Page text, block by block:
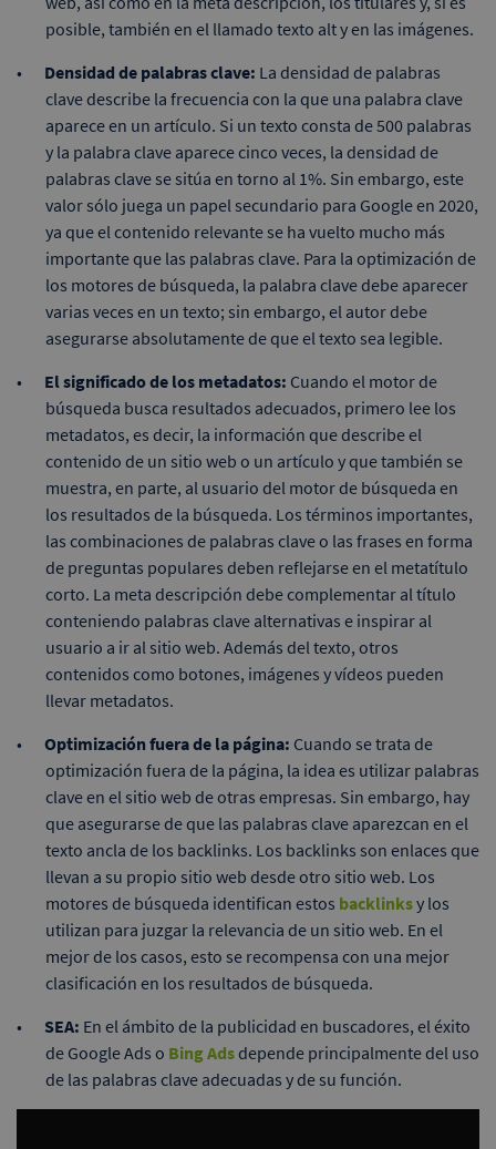
posible, también en el llamado texto alt y en las imágenes.
Densidad de palabras clave: La densidad de palabras
clave describe la frecuencia con la que una palabra clave
aparece en un artículo. Si un texto consta de 500 palabras
y la palabra clave aparece cinco veces, la densidad de
palabras clave se sitúa en torno al 1%. Sin embargo, este
valor sólo juega un papel secundario para Google en 2020,
ya que el contenido relevante se ha vuelto mucho más
importante que las palabras clave. Para la optimización de
los motores de búsqueda, la palabra clave debe aparecer
varias veces en un texto; sin embargo, el autor debe
asegurarse absolutamente de que el texto sea legible.
El significado de los metadatos: Cuando el motor de
búsqueda busca resultados adecuados, primero lee los
metadatos, es decir, la información que describe el
contenido de un sitio web o un artículo y que también se
muestra, en parte, al usuario del motor de búsqueda en
los resultados de la búsqueda. Los términos importantes,
las combinaciones de palabras clave o las frases en forma
de preguntas populares deben reflejarse en el metatítulo
corto. La meta descripción debe complementar al título
conteniendo palabras clave alternativas e inspirar al
usuario a ir al sitio web. Además del texto, otros
contenidos como botones, imágenes y vídeos pueden
llevar metadatos.
Optimización fuera de la página: Cuando se trata de
optimización fuera de la página, la idea es utilizar palabras
clave en el sitio web de otras empresas. Sin embargo, hay
que asegurarse de que las palabras clave aparezcan en el
texto ancla de los backlinks. Los backlinks son enlaces que
llevan a su propio sitio web desde otro sitio web. Los
motores de búsqueda identifican estos backlinksy los
utilizan para juzgar la relevancia de un sitio web. En el
mejor de los casos, esto se recompensa con una mejor
clasificación en los resultados de búsqueda.
SEA: En el ámbito de la publicidad en buscadores, el éxito
de Google Ads o Bing Adsdepende principalmente del uso
de las palabras clave adecuadas y de su función.